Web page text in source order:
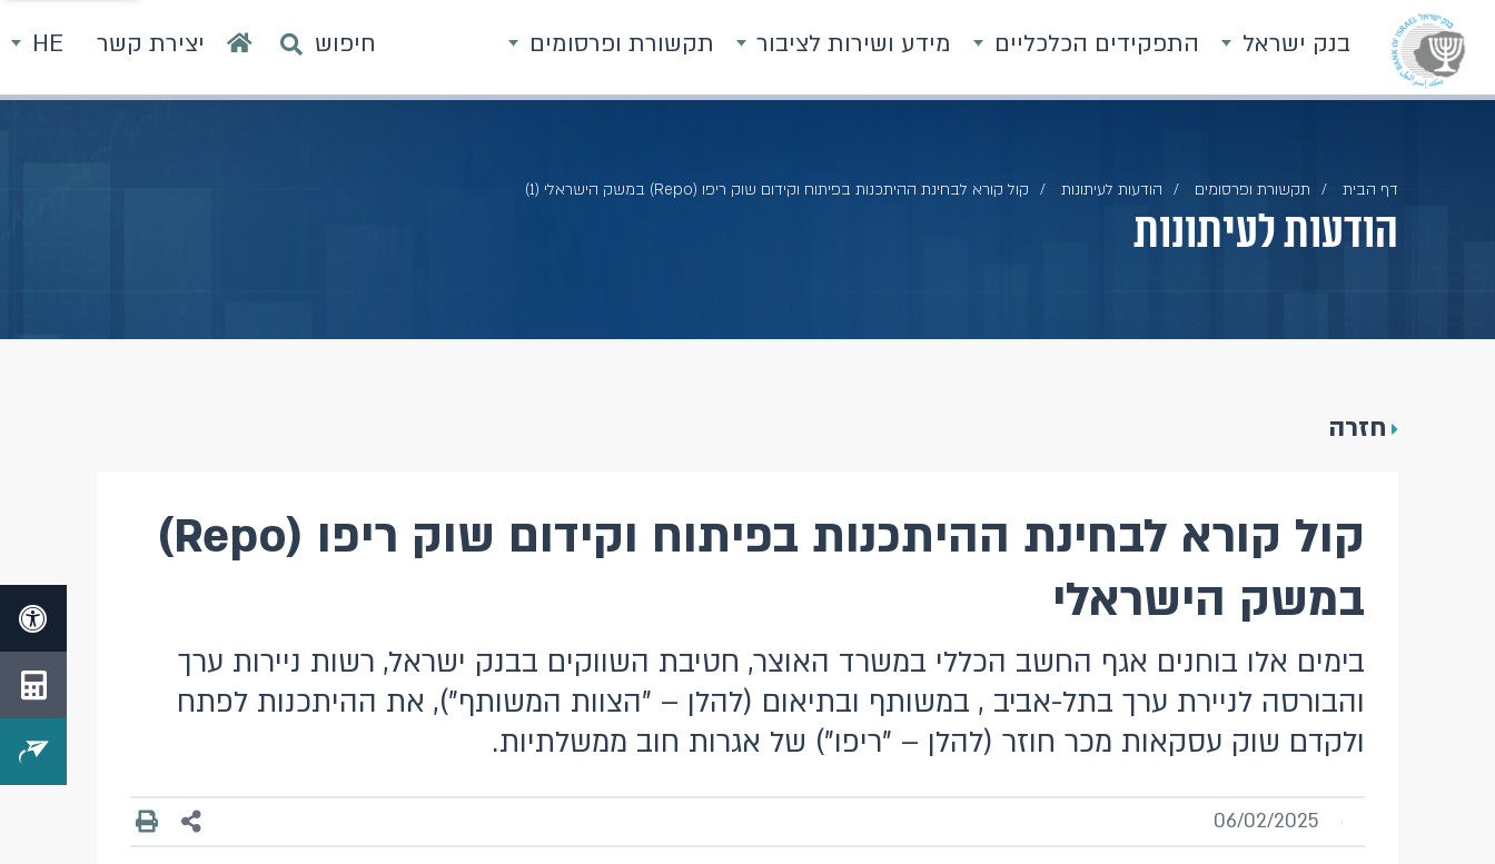
בנק ישראל התפקידים הכלכליים מידע ושירות לציבור תקשורת ופרסומים חיפוש יצירת קשר HE
דף הבית תקשורת ופרסומים הודעות לעיתונות קול קורא לבחינת ההיתכנות בפיתוח וקידום שוק ריפו (Repo) במשק הישראלי (1)
הודעות לעיתונות
חזרה
קול קורא לבחינת ההיתכנות בפיתוח וקידום שוק ריפו (Repo)
במשק הישראלי
בימים אלו בוחנים אגף החשב הכללי במשרד האוצר, חטיבת השווקים בבנק ישראל, רשות ניירות ערך
והבורסה לניירת ערך בתל-אביב , במשותף ובתיאום (להלן – "הצוות המשותף"), את ההיתכנות לפתח
ולקדם שוק עסקאות מכר חוזר (להלן – "ריפו") של אגרות חוב ממשלתיות.
06/02/2025